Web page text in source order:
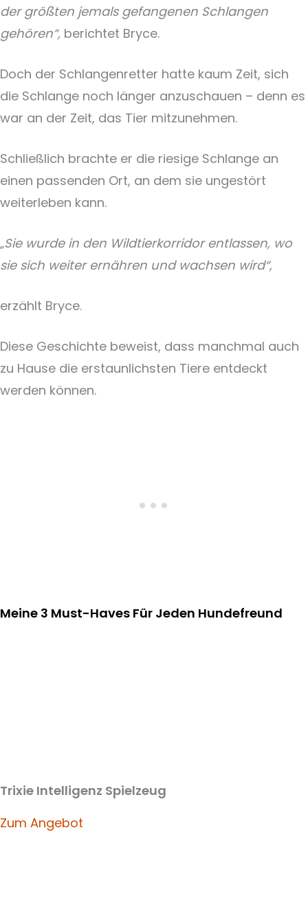
der größten jemals gefangenen Schlangen
gehören“, berichtet Bryce.
Doch der Schlangenretter hatte kaum Zeit, sich
die Schlange noch länger anzuschauen – denn es
war an der Zeit, das Tier mitzunehmen.
Schließlich brachte er die riesige Schlange an
einen passenden Ort, an dem sie ungestört
weiterleben kann.
„Sie wurde in den Wildtierkorridor entlassen, wo
sie sich weiter ernähren und wachsen wird“,
erzählt Bryce.
Diese Geschichte beweist, dass manchmal auch
zu Hause die erstaunlichsten Tiere entdeckt
werden können.
Meine 3 Must-Haves Für Jeden Hundefreund​
Trixie Intelligenz Spielzeug
Zum Angebot